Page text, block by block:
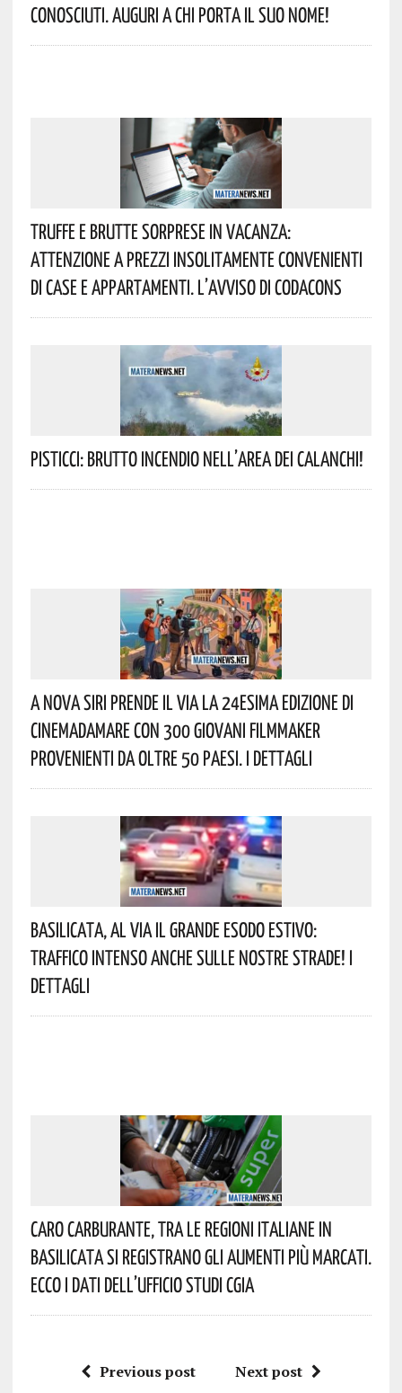
Conosciuti. Auguri A Chi Porta Il Suo Nome!
Truffe E Brutte Sorprese In Vacanza:
Attenzione A Prezzi Insolitamente Convenienti
Di Case E Appartamenti. L’avviso Di Codacons
Pisticci: Brutto Incendio Nell’area Dei Calanchi!
A Nova Siri Prende Il Via La 24esima Edizione Di
Cinemadamare Con 300 Giovani Filmmaker
Provenienti Da Oltre 50 Paesi. I Dettagli
Basilicata, Al Via Il Grande Esodo Estivo:
Traffico Intenso Anche Sulle Nostre Strade! I
Dettagli
Caro Carburante, Tra Le Regioni Italiane In
Basilicata Si Registrano Gli Aumenti Più Marcati.
Ecco I Dati Dell’Ufficio Studi CGIA
Previous post Next post